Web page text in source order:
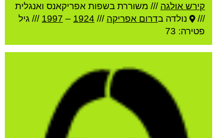
קירש אולגה /// משוררת בשפות אפריקאנס ואנגלית
///
נולדה בדרום אפריקה ///
1924
–
1997 /// גיל
פטירה: 73